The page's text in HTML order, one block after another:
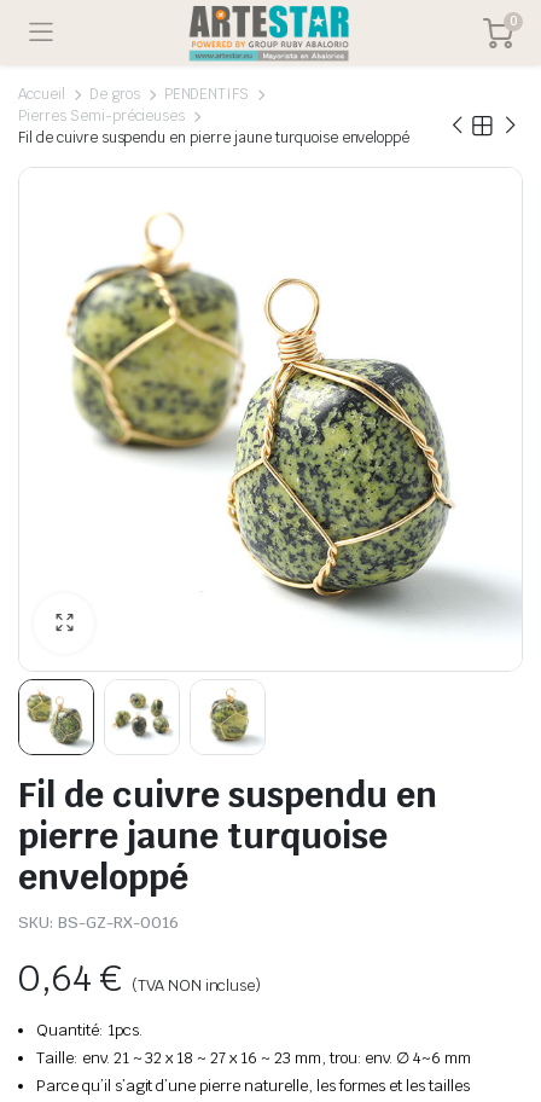
0
Accueil De gros
PENDENTIFS
Pierres Semi-précieuses
Fil de cuivre suspendu en pierre jaune turquoise enveloppé
Fil de cuivre suspendu en
pierre jaune turquoise
enveloppé
SKU: BS-GZ-RX-0016
0,64€ (TVA NON incluse)
Quantité: 1pcs.
Taille: env. 21 ~ 32 x 18 ~ 27 x 16 ~ 23 mm, trou: env. ∅ 4~6 mm
Parce qu’il s’agit d’une pierre naturelle, les formes et les tailles